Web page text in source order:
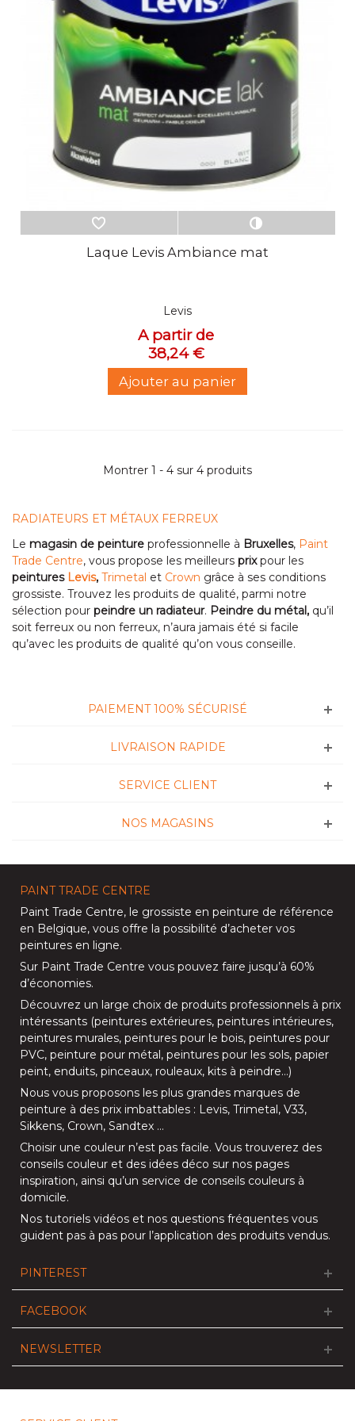
Laque Levis Ambiance mat
Levis
A partir de
38,24 €
Ajouter au panier
Montrer 1 - 4 sur 4 produits
RADIATEURS ET MÉTAUX FERREUX
Le magasin de peinture professionnelle à Bruxelles, Paint
Trade Centre, vous propose les meilleurs prixpour les
peintures Levis, Trimetal et Crown grâce à ses conditions
grossiste. Trouvez les produits de qualité, parmi notre
sélection pour peindre un radiateur. Peindre du métal, qu’il
soit ferreux ou non ferreux, n’aura jamais été si facile
qu’avec les produits de qualité qu’on vous conseille.
PAIEMENT 100% SÉCURISÉ
LIVRAISON RAPIDE
SERVICE CLIENT
NOS MAGASINS
PAINT TRADE CENTRE
Paint Trade Centre, le grossiste en peinture de référence
en Belgique, vous offre la possibilité d’acheter vos
peintures en ligne.
Sur Paint Trade Centre vous pouvez faire jusqu’à 60%
d’économies.
Découvrez un large choix de produits professionnels à prix
intéressants (peintures extérieures, peintures intérieures,
peintures murales, peintures pour le bois, peintures pour
PVC, peinture pour métal, peintures pour les sols, papier
peint, enduits, pinceaux, rouleaux, kits à peindre…)
Nous vous proposons les plus grandes marques de
peinture à des prix imbattables : Levis, Trimetal, V33,
Sikkens, Crown, Sandtex …
Choisir une couleur n’est pas facile. Vous trouverez des
conseils couleur et des idées déco sur nos pages
inspiration, ainsi qu’un service de conseils couleurs à
domicile.
Nos tutoriels vidéos et nos questions fréquentes vous
guident pas à pas pour l’application des produits vendus.
PINTEREST
FACEBOOK
NEWSLETTER